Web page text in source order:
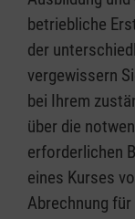
betriebliche
der
vergewissern
bei Ihrem
über die
erforderlichen
eines Kurses
Abrechnung für